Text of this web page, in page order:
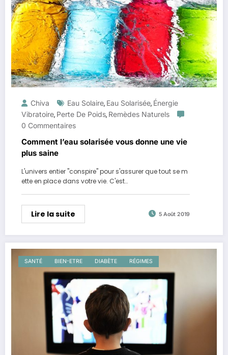
Chiva Eau Solaire, Eau Solarisée, Énergie
Vibratoire, Perte De Poids, Remèdes Naturels
0 Commentaires
Comment l’eau solarisée vous donne une vie
plus saine
L'univers entier "conspire" pour s'assurer que tout se m
ette en place dans votre vie. C'est…
Lire la suite 5 Août 2019
SANTÉ BIEN-ETRE DIABÈTE RÉGIMES